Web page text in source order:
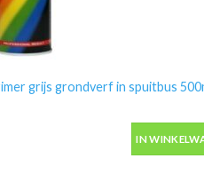
grijs grondverf in spuitbus
grijs grondverf in spuitbus
IN